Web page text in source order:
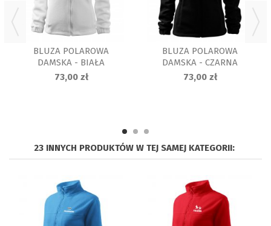
BLUZA POLAROWA
DAMSKA - BIAŁA
73,00 zł
BLUZA POLAROWA
DAMSKA - CZARNA
73,00 zł
23 INNYCH PRODUKTÓW W TEJ SAMEJ KATEGORII: